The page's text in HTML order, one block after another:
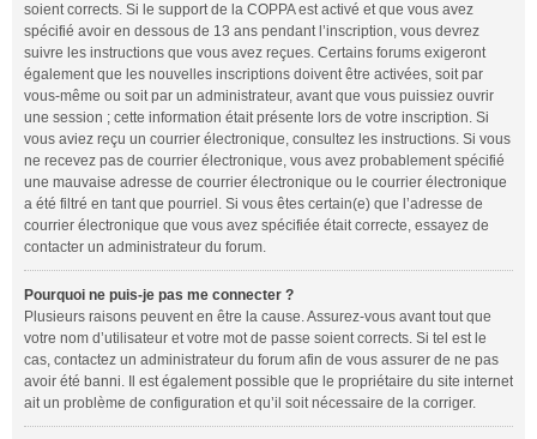
soient corrects. Si le support de la COPPA est activé et que vous avez
spécifié avoir en dessous de 13 ans pendant l’inscription, vous devrez
suivre les instructions que vous avez reçues. Certains forums exigeront
également que les nouvelles inscriptions doivent être activées, soit par
vous-même ou soit par un administrateur, avant que vous puissiez ouvrir
une session ; cette information était présente lors de votre inscription. Si
vous aviez reçu un courrier électronique, consultez les instructions. Si vous
ne recevez pas de courrier électronique, vous avez probablement spécifié
une mauvaise adresse de courrier électronique ou le courrier électronique
a été filtré en tant que pourriel. Si vous êtes certain(e) que l’adresse de
courrier électronique que vous avez spécifiée était correcte, essayez de
contacter un administrateur du forum.
Pourquoi ne puis-je pas me connecter ?
Plusieurs raisons peuvent en être la cause. Assurez-vous avant tout que
votre nom d’utilisateur et votre mot de passe soient corrects. Si tel est le
cas, contactez un administrateur du forum afin de vous assurer de ne pas
avoir été banni. Il est également possible que le propriétaire du site internet
ait un problème de configuration et qu’il soit nécessaire de la corriger.